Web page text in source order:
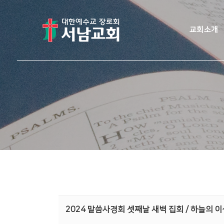
교회소개
2024 말씀사경회 셋째날 새벽 집회 / 하늘의